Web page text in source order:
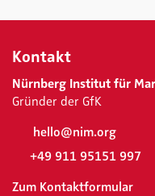
Kontakt
Nürnberg Institut für
Gründer der GfK
hello@nim.org
+49 911 95151 997
Zum Kontaktformular